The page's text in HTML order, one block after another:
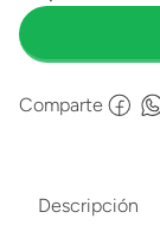
Comparte
Descripción